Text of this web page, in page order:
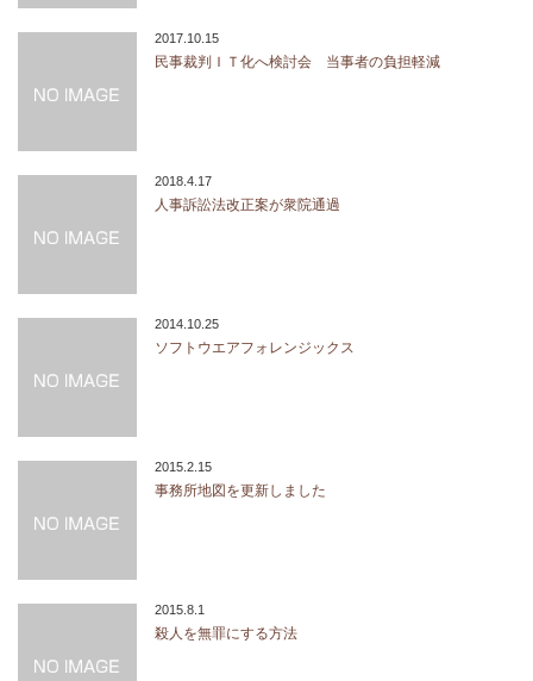
2017.10.15
民事裁判ＩＴ化へ検討会 当事者の負担軽減
2018.4.17
人事訴訟法改正案が衆院通過
2014.10.25
ソフトウエアフォレンジックス
2015.2.15
事務所地図を更新しました
2015.8.1
殺人を無罪にする方法